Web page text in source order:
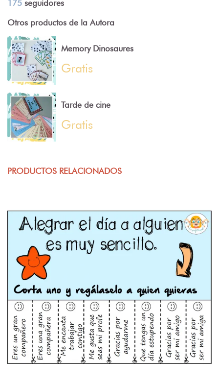
175 seguidores
Otros productos de la Autora
Memory Dinosaures
Gratis
Tarde de cine
Gratis
PRODUCTOS RELACIONADOS